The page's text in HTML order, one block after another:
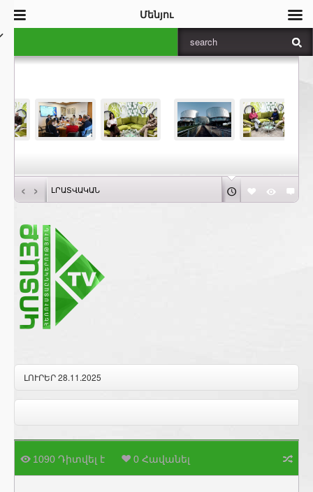
‹ › ԼՐԱՏՎԱԿԱՆ
ԼՈՒՐԵՐ 28.11.2025
1090 Դիտվել է 0 Հավանել
Մենյու